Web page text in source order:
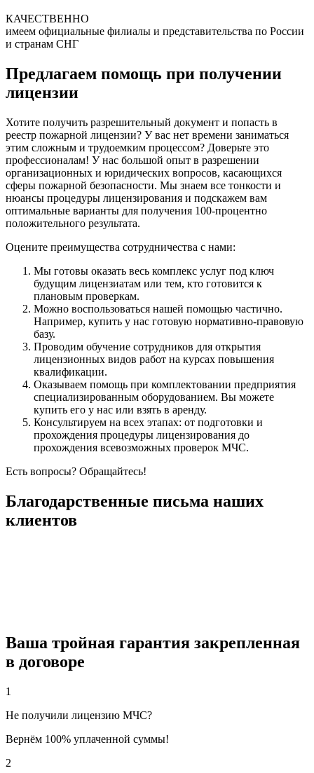
КАЧЕСТВЕННО
имеем официальные филиалы и представительства по России
и странам СНГ
Предлагаем помощь при получении
лицензии
Хотите получить разрешительный документ и попасть в
реестр пожарной лицензии? У вас нет времени заниматься
этим сложным и трудоемким процессом? Доверьте это
профессионалам! У нас большой опыт в разрешении
организационных и юридических вопросов, касающихся
сферы пожарной безопасности. Мы знаем все тонкости и
нюансы процедуры лицензирования и подскажем вам
оптимальные варианты для получения 100-процентно
положительного результата.
Оцените преимущества сотрудничества с нами:
Мы готовы оказать весь комплекс услуг под ключ
будущим лицензиатам или тем, кто готовится к
плановым проверкам.
Можно воспользоваться нашей помощью частично.
Например, купить у нас готовую нормативно-правовую
базу.
Проводим обучение сотрудников для открытия
лицензионных видов работ на курсах повышения
квалификации.
Оказываем помощь при комплектовании предприятия
специализированным оборудованием. Вы можете
купить его у нас или взять в аренду.
Консультируем на всех этапах: от подготовки и
прохождения процедуры лицензирования до
прохождения всевозможных проверок МЧС.
Есть вопросы? Обращайтесь!
Благодарственные письма наших
клиентов
Ваша тройная гарантия закрепленная
в договоре
1
Не получили лицензию МЧС?
Вернём 100% уплаченной суммы!
2